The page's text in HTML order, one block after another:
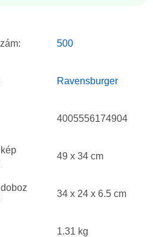
500
Ravensburger
4005556174904
49 x 34 cm
34 x 24 x 6.5 cm
1.31 kg